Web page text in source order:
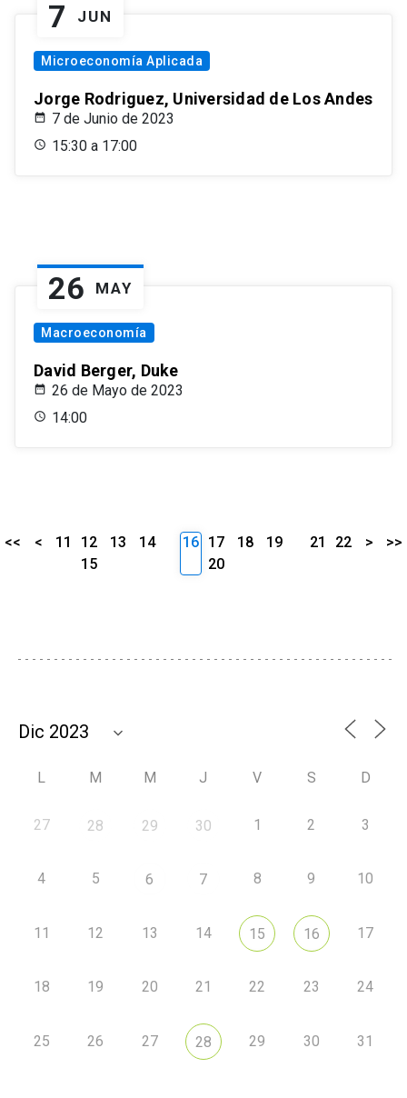
7 JUN
Microeconomía Aplicada
Jorge Rodriguez, Universidad de Los Andes
7 de Junio de 2023
15:30 a 17:00
26 MAY
Macroeconomía
David Berger, Duke
26 de Mayo de 2023
14:00
<< < 11 12 13
14
15
16 17 18
19
20
21 22 > >>
L M M J V S D
27 28 29 30 1 2 3
4 5 6 7 8 9 10
11 12 13 14 15 16 17
18 19 20 21 22 23 24
25 26 27 28 29 30 31